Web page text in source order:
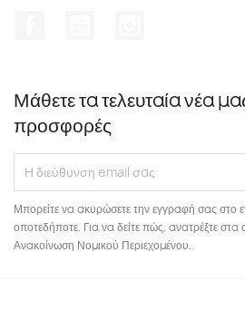
Μάθετε τα τελευταία νέα
προσφορές
Μπορείτε να ακυρώσετε την εγγραφή σας στο
οποτεδήποτε. Για να δείτε πώς, ανατρέξτε στα
Ανακοίνωση Νομικού Περιεχομένου.